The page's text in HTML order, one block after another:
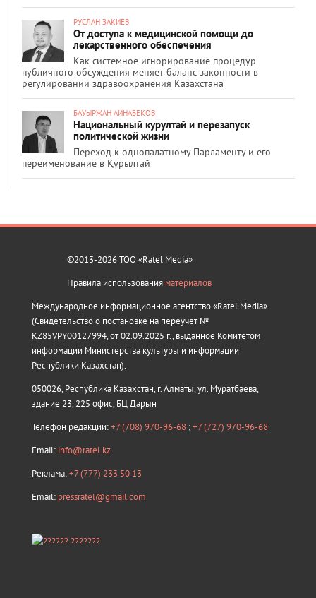
РУСЛАН ЗАКИЕВ
От доступа к медицинской помощи до
лекарственного обеспечения
Как системное игнорирование процедур
публичного обсуждения меняет баланс законности в
регулировании здравоохранения Казахстана
БАУЫРЖАН АЙНАБЕКОВ
Национальный курултай и перезапуск
политической жизни
Переход к однопалатному Парламенту и его
переименование в Құрылтай
©2013-2026 ТОО «Ratel Media»
Правила использования материалов
Международное информационное агентство «Ratel Media»
(Свидетельство о постановке на переучёт №
KZ85VPY00127994, от 02.09.2025 г., выданное Комитетом
информации Министерства культуры и информации
Республики Казахстан).
050026, Республика Казахстан, г. Алматы, ул. Муратбаева,
здание 23, 225 офис, БЦ Дарын
Телефон редакции:+7 (708) 970-96-68 ;+7 (727) 970-96-68
Email: info@ratel.kz
Реклама:+7 (777) 233 50 13
Email: pressratel@gmail.com